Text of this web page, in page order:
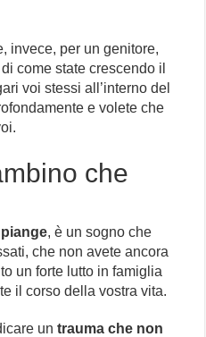
invece, per un genitore,
come state crescendo il
voi stessi all’interno del
e volete che
che
, è un sogno che
che non avete ancora
un forte lutto in famiglia
il corso della vostra vita.
untrauma che non